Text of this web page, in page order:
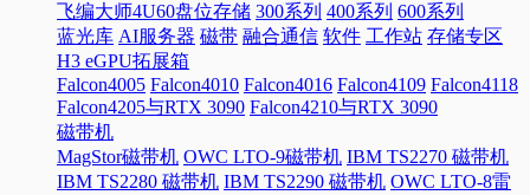
飞编大师4U60盘位存储 300系列 400系列 600系列
蓝光库 AI服务器 磁带 融合通信 软件 工作站 存储专区
H3 eGPU拓展箱
Falcon4005 Falcon4010 Falcon4016 Falcon4109 Falcon4118
Falcon4205与RTX 3090 Falcon4210与RTX 3090
磁带机
MagStor磁带机 OWC LTO-9磁带机 IBM TS2270 磁带机
IBM TS2280 磁带机 IBM TS2290 磁带机 OWC LTO-8雷